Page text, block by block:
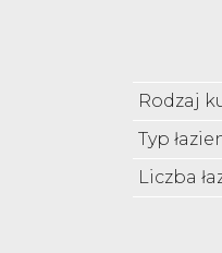
Rodzaj
Typ
Liczba